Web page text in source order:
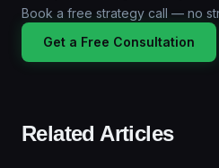
Book a free strategy call — no
Get a Free Consultation
Related Articles